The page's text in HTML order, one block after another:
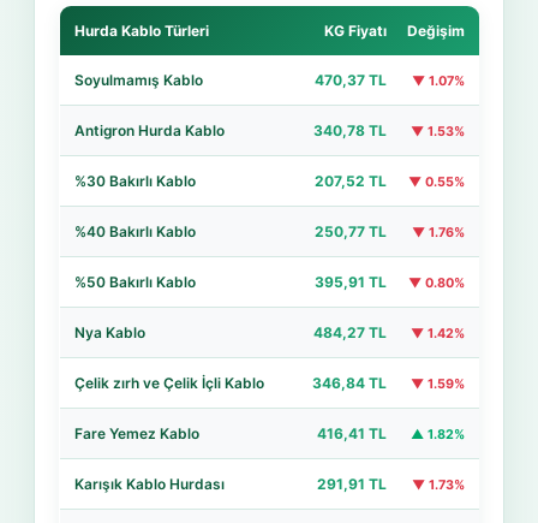
Hurda Kablo Türleri KG Fiyatı Değişim
Soyulmamış Kablo 470,37 TL ▼ 1.07%
Antigron Hurda Kablo 340,78 TL ▼ 1.53%
%30 Bakırlı Kablo 207,52 TL ▼ 0.55%
%40 Bakırlı Kablo 250,77 TL ▼ 1.76%
%50 Bakırlı Kablo 395,91 TL ▼ 0.80%
Nya Kablo 484,27 TL ▼ 1.42%
Çelik zırh ve Çelik İçli Kablo 346,84 TL ▼ 1.59%
Fare Yemez Kablo 416,41 TL ▲ 1.82%
Karışık Kablo Hurdası 291,91 TL ▼ 1.73%